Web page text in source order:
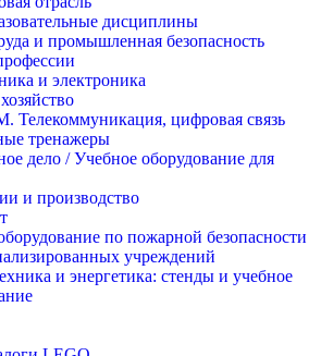
дисциплины
и промышленная безопасность
и электроника
Телекоммуникация, цифровая связь
тренажеры
дело / Учебное оборудование для
и производство
по пожарной безопасности
учреждений
и энергетика: стенды и учебное